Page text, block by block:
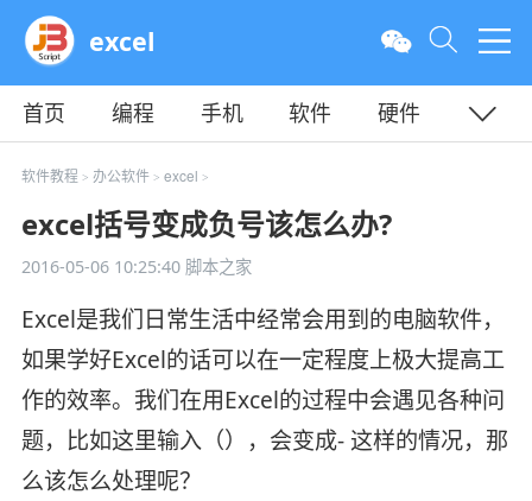
excel
首页 编程 手机 软件
硬件
教程
平面 服务器
软件教程 > 办公软件> excel >
excel括号变成负号该怎么办?
2016-05-06 10:25:40脚本之家
Excel是我们日常生活中经常会用到的电脑软件，
如果学好Excel的话可以在一定程度上极大提高工
作的效率。我们在用Excel的过程中会遇见各种问
题，比如这里输入（），会变成- 这样的情况，那
么该怎么处理呢？